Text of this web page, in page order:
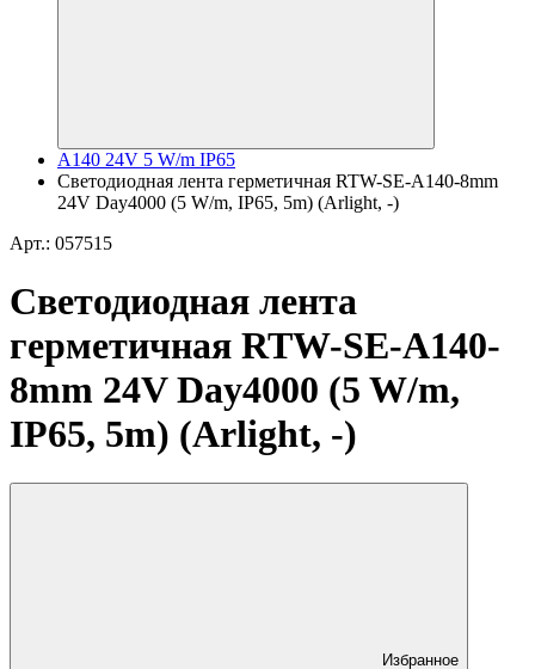
A140 24V 5 W/m IP65
Светодиодная лента герметичная RTW-SE-A140-8mm
24V Day4000 (5 W/m, IP65, 5m) (Arlight, -)
Арт.: 057515
Светодиодная лента
герметичная RTW-SE-A140-
8mm 24V Day4000 (5 W/m,
IP65, 5m) (Arlight, -)
Избранное